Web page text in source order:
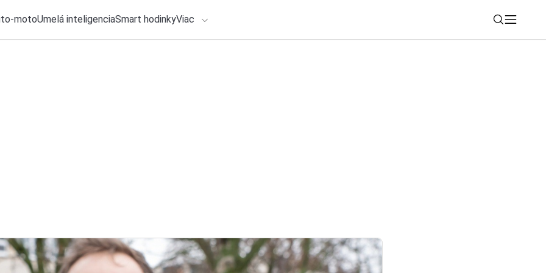
motoUmelá inteligenciaSmart hodinkyViac